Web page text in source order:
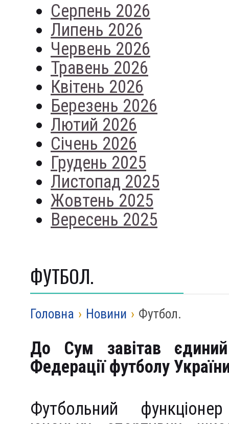
Серпень 2026
Липень 2026
Червень 2026
Травень 2026
Квітень 2026
Березень 2026
Лютий 2026
Січень 2026
Грудень 2025
Листопад 2025
Жовтень 2025
Вересень 2025
ФУТБОЛ.
Головна › Новини › Футбол.
До Сум завітав
Федерації футболу
Футбольний